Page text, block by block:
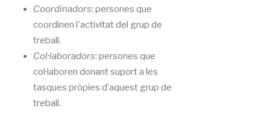
Coordinadors: persones que
coordinen l'activitat del grup de
treball.
Col·laboradors: persones que
col·laboren donant suport a les
tasques pròpies d’aquest grup de
treball.